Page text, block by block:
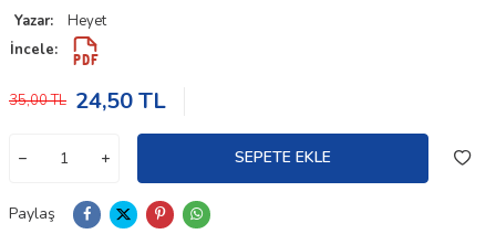
Yazar:
Heyet
İncele:
35,00TL 24,50TL
SEPETE EKLE
Paylaş